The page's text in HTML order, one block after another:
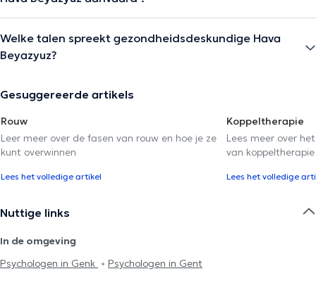
Welke talen spreekt gezondheidsdeskundige Hava
Beyazyuz?
Gesuggereerde artikels
Rouw
Leer meer over de fasen van rouw en hoe je ze
kunt overwinnen
Lees het volledige artikel
Koppeltherapie
Lees meer over
van koppeltherapie
Lees het volledige
Nuttige links
In de omgeving
Psychologen in Genk
Psychologen in Gent